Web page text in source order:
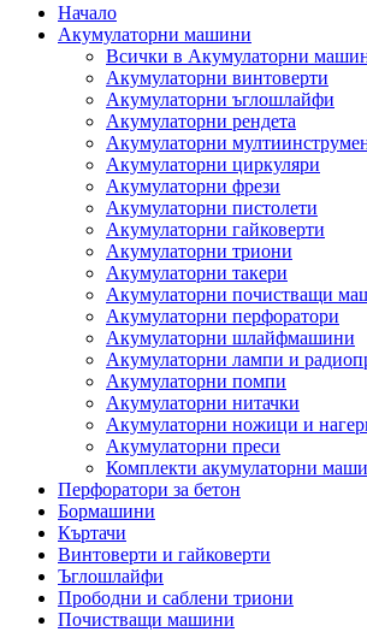
Начало
Акумулаторни машини
Всички в Акумулаторни
Акумулаторни винтоверти
Акумулаторни ъглошлайфи
Акумулаторни рендета
Акумулаторни
Акумулаторни циркуляри
Акумулаторни фрези
Акумулаторни пистолети
Акумулаторни гайковерти
Акумулаторни триони
Акумулаторни такери
Акумулаторни почистващи
Акумулаторни перфоратори
Акумулаторни шлайфмашини
Акумулаторни лампи и
Акумулаторни помпи
Акумулаторни нитачки
Акумулаторни ножици и
Акумулаторни преси
Комплекти акумулаторни
Перфоратори за бетон
Бормашини
Къртачи
Винтоверти и гайковерти
Ъглошлайфи
Прободни и саблени триони
Почистващи машини